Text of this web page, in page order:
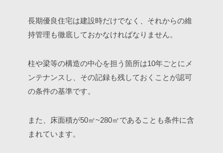
長期優良住宅は建設時だけでなく、それからの維
持管理も徹底しておかなければなりません。
柱や梁等の構造の中心を担う箇所は10年ごとにメ
ンテナンスし、その記録も残しておくことが認可
の条件の基準です。
また、床面積が50㎡~280㎡であることも条件に含
まれています。